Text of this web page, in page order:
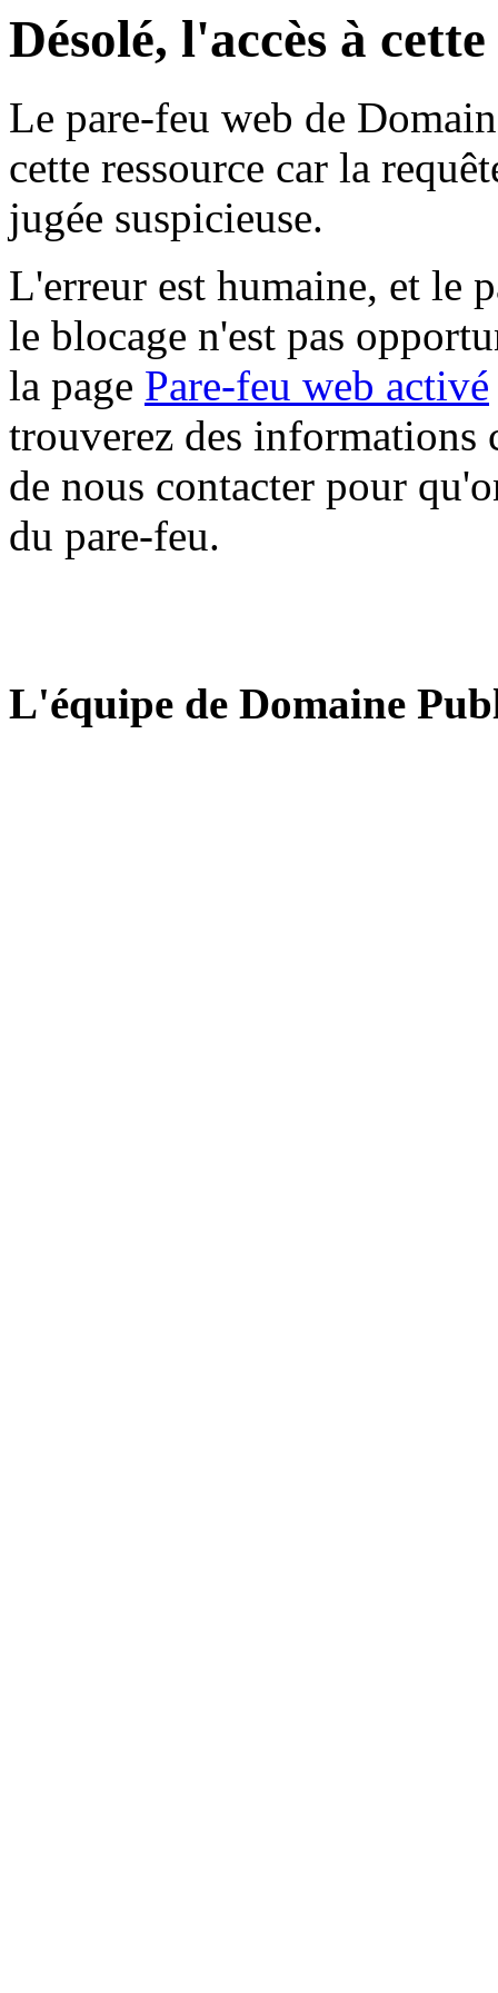
Désolé, l'accès à
Le pare-feu web de
cette ressource car la
jugée suspicieuse.
L'erreur est humaine, et le
le blocage n'est pas
la page Pare-feu web activé
trouverez des informations
de nous contacter pour
du pare-feu.
L'équipe de Domaine